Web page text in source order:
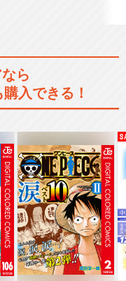
ら
入できる！